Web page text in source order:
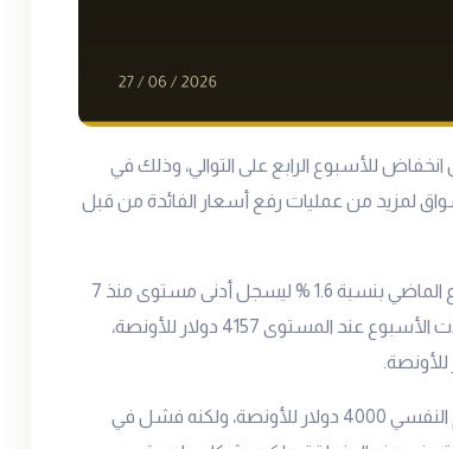
للأسبوع الرابع على التوالي، وذلك في
لمزيد من عمليات رفع أسعار الفائدة من قبل
سجل سعر أونصة الذهب العالمي انخفاض خلال الأسبوع الماضي بنسبة 1.6 % ليسجل أدنى مستوى منذ 7
أشهر عند 3959 دولار للأونصة، وذلك بعد أن افتتح تداولات الأسبوع عند المستوى 4157 دولار للأونصة،
شهد الذهب العالمي محاولات جادة لكسر مستوى الدعم النفسي 4000 دولار للأونصة، ولكنه فشل في